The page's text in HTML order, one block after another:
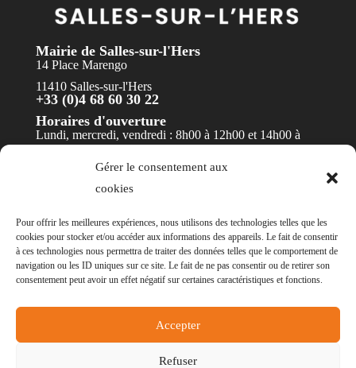
Gérer le consentement aux
cookies
Pour offrir les meilleures expériences, nous utilisons des technologies telles que les
cookies pour stocker et/ou accéder aux informations des appareils. Le fait de consentir
à ces technologies nous permettra de traiter des données telles que le comportement de
navigation ou les ID uniques sur ce site. Le fait de ne pas consentir ou de retirer son
consentement peut avoir un effet négatif sur certaines caractéristiques et fonctions.
Accepter
Refuser
Mairie de Salles-sur-l'Hers
14 Place Marengo
11410 Salles-sur-l'Hers
+33 (0)4 68 60 30 22
Horaires d'ouverture
Lundi, mercredi, vendredi : 8h00 à 12h00 et 14h00 à
© Mairie de Salles-sur-l'Hers - RéalisationPOCA
Politique des cookies